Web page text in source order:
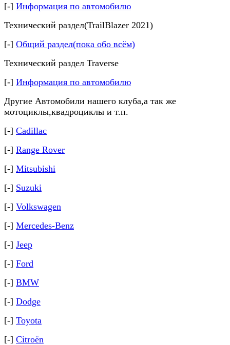
[-] Информация по автомобилю
Технический раздел(TrailBlazer 2021)
[-] Общий раздел(пока обо всём)
Технический раздел Traverse
[-] Информация по автомобилю
Другие Автомобили нашего клуба,а так же
мотоциклы,квадроциклы и т.п.
[-] Cadillac
[-] Range Rover
[-] Mitsubishi
[-] Suzuki
[-] Volkswagen
[-] Mercedes-Benz
[-] Jeep
[-] Ford
[-] BMW
[-] Dodge
[-] Toyota
[-] Citroёn